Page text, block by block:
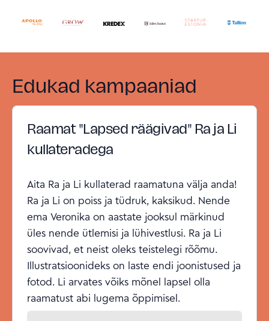
Edukad kampaaniad
Raamat "Lapsed räägivad" Ra ja Li
kullateradega
Aita Ra ja Li kullaterad raamatuna välja anda!
Ra ja Li on poiss ja tüdruk, kaksikud. Nende
ema Veronika on aastate jooksul märkinud
üles nende ütlemisi ja lühivestlusi. Ra ja Li
soovivad, et neist oleks teistelegi rõõmu.
Illustratsioonideks on laste endi joonistused ja
fotod. Li arvates võiks mõnel lapsel olla
raamatust abi lugema õppimisel.